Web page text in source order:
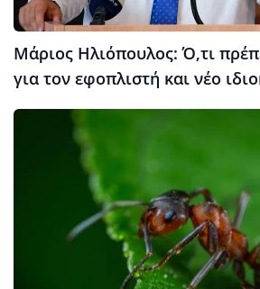
Μάριος Ηλιόπουλος: Ό,τι
για τον εφοπλιστή και νέο